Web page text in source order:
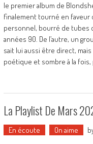
le premier album de
finalement tourné en faveur
personnel, bourré de tubes
années 90. De l’autre, un
sait lui aussi être direct,
poétique et sombre à la
La Playlist De Mars
En écoute On aime